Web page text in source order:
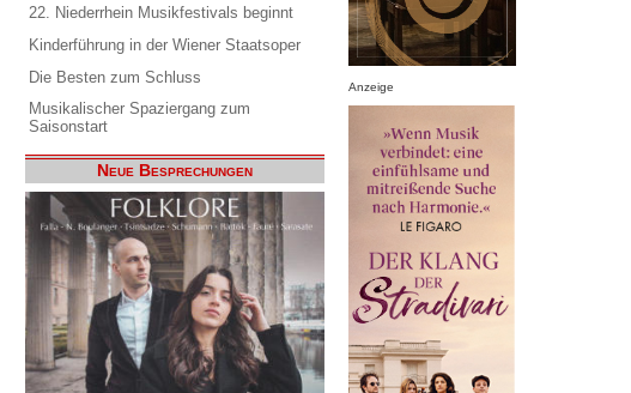
22. Niederrhein Musikfestivals beginnt
Kinderführung in der Wiener Staatsoper
Die Besten zum Schluss
Musikalischer Spaziergang zum
Saisonstart
Neue Besprechungen
Anzeige